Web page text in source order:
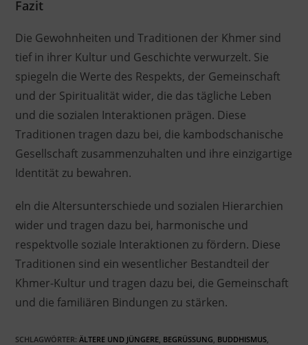
Fazit
Die Gewohnheiten und Traditionen der Khmer sind
tief in ihrer Kultur und Geschichte verwurzelt. Sie
spiegeln die Werte des Respekts, der Gemeinschaft
und der Spiritualität wider, die das tägliche Leben
und die sozialen Interaktionen prägen. Diese
Traditionen tragen dazu bei, die kambodschanische
Gesellschaft zusammenzuhalten und ihre einzigartige
Identität zu bewahren.
eln die Altersunterschiede und sozialen Hierarchien
wider und tragen dazu bei, harmonische und
respektvolle soziale Interaktionen zu fördern. Diese
Traditionen sind ein wesentlicher Bestandteil der
Khmer-Kultur und tragen dazu bei, die Gemeinschaft
und die familiären Bindungen zu stärken.
SCHLAGWÖRTER:ÄLTERE UND JÜNGERE BEGRÜSSUNG BUDDHISMUS